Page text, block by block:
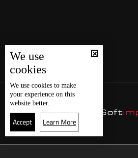
We use
cookies
We use cookies to make
your experience on this
website better.
Accept Learn More